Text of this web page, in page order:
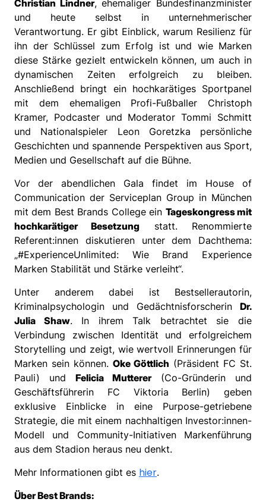
Christian Lindner, ehemaliger Bundesfinanzminister
und heute selbst in unternehmerischer
Verantwortung. Er gibt Einblick, warum Resilienz für
ihn der Schlüssel zum Erfolg ist und wie Marken
diese Stärke gezielt entwickeln können, um auch in
dynamischen Zeiten erfolgreich zu bleiben.
Anschließend bringt ein hochkarätiges Sportpanel
mit dem ehemaligen Profi-Fußballer Christoph
Kramer, Podcaster und Moderator Tommi Schmitt
und Nationalspieler Leon Goretzka persönliche
Geschichten und spannende Perspektiven aus Sport,
Medien und Gesellschaft auf die Bühne.
Vor der abendlichen Gala findet im House of
Communication der Serviceplan Group in München
mit dem Best Brands College ein Tageskongress mit
hochkarätiger Besetzung statt. Renommierte
Referent:innen diskutieren unter dem Dachthema:
„#ExperienceUnlimited: Wie Brand Experience
Marken Stabilität und Stärke verleiht“.
Unter anderem dabei ist Bestsellerautorin,
Kriminalpsychologin und Gedächtnisforscherin Dr.
Julia Shaw. In ihrem Talk betrachtet sie die
Verbindung zwischen Identität und erfolgreichem
Storytelling und zeigt, wie wertvoll Erinnerungen für
Marken sein können. Oke Göttlich (Präsident FC St.
Pauli) und Felicia Mutterer(Co-Gründerin und
Geschäftsführerin FC Viktoria Berlin) geben
exklusive Einblicke in eine Purpose-getriebene
Strategie, die mit einem nachhaltigen Investor:innen-
Modell und Community-Initiativen Markenführung
aus dem Stadion heraus neu denkt.
Mehr Informationen gibt es hier.
Über Best Brands: